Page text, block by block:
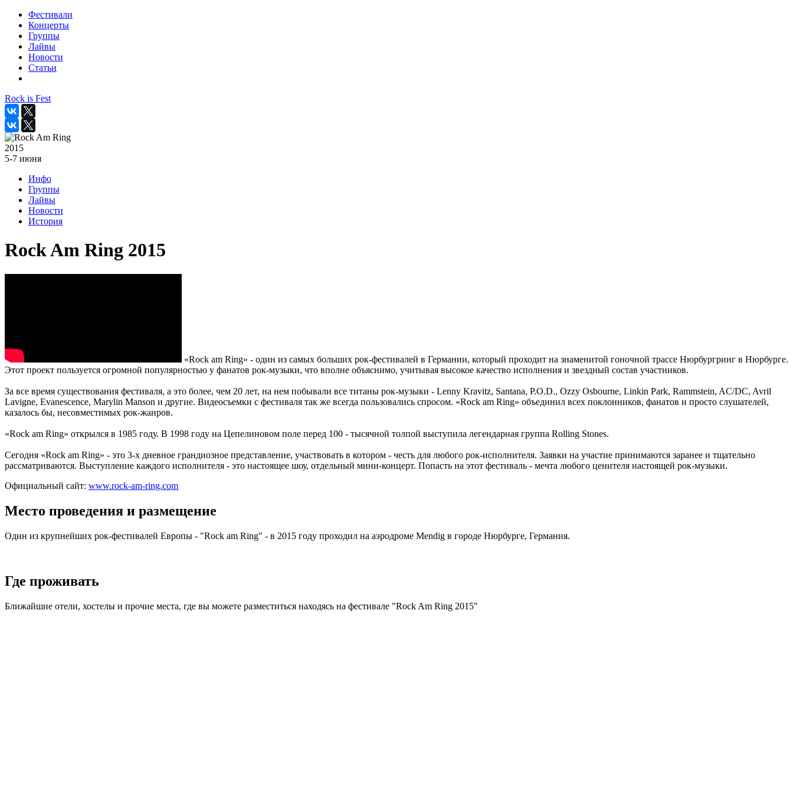
Фестивали
Концерты
Группы
Лайвы
Новости
Статьи
Rock is Fest
2015
5-7 июня
Инфо
Группы
Лайвы
Новости
История
Rock Am Ring 2015
«Rock am Ring» - один из самых больших рок-фестивалей в Германии, который проходит на знаменитой гоночной трассе Нюрбургринг в Нюрбурге.
Этот проект пользуется огромной популярностью у фанатов рок-музыки, что вполне объяснимо, учитывая высокое качество исполнения и звездный состав участников.
За все время существования фестиваля, а это более, чем 20 лет, на нем побывали все титаны рок-музыки - Lenny Kravitz, Santana, P.O.D., Ozzy Osbourne, Linkin Park, Rammstein, AC/DC, Avril
Lavigne, Evanescence, Marylin Manson и другие. Видеосъемки с фестиваля так же всегда пользовались спросом. «Rock am Ring» объединил всех поклонников, фанатов и просто слушателей,
казалось бы, несовместимых рок-жанров.
«Rock am Ring» открылся в 1985 году. В 1998 году на Цепелиновом поле перед 100 - тысячной толпой выступила легендарная группа Rolling Stones.
Сегодня «Rock am Ring» - это 3-х дневное грандиозное представление, участвовать в котором - честь для любого рок-исполнителя. Заявки на участие принимаются заранее и тщательно
рассматриваются. Выступление каждого исполнителя - это настоящее шоу, отдельный мини-концерт. Попасть на этот фестиваль - мечта любого ценителя настоящей рок-музыки.
Официальный сайт: www.rock-am-ring.com
Место проведения и размещение
Один из крупнейших рок-фестивалей Европы - "Rock am Ring" - в 2015 году проходил на аэродроме Mendig в городе Нюрбурге, Германия.
Где проживать
Ближайшие отели, хостелы и прочие места, где вы можете разместиться находясь на фестивале "Rock Am Ring 2015"